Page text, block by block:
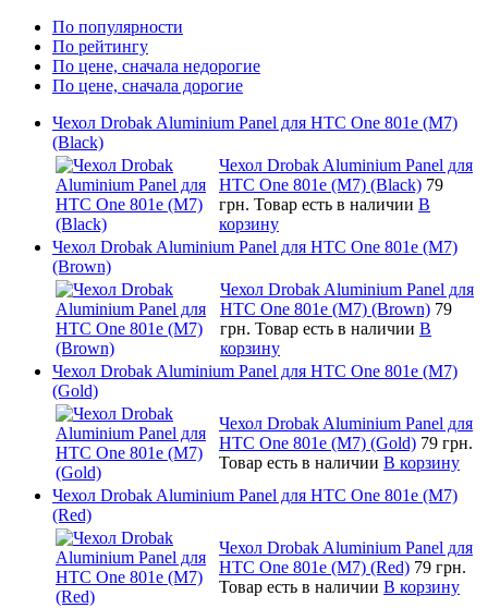
По популярности
По рейтингу
По цене, сначала недорогие
По цене, сначала дорогие
Чехол Drobak Aluminium Panel для HTC One 801e (M7)
(Black)
Чехол Drobak Aluminium Panel для
HTC One 801e (M7) (Black) 79
грн. Товар есть в наличии В
корзину
Чехол Drobak Aluminium Panel для HTC One 801e (M7)
(Brown)
Чехол Drobak Aluminium Panel для
HTC One 801e (M7) (Brown) 79
грн. Товар есть в наличии В
корзину
Чехол Drobak Aluminium Panel для HTC One 801e (M7)
(Gold)
Чехол Drobak Aluminium Panel для
HTC One 801e (M7) (Gold) 79 грн.
Товар есть в наличии В корзину
Чехол Drobak Aluminium Panel для HTC One 801e (M7)
(Red)
Чехол Drobak Aluminium Panel для
HTC One 801e (M7) (Red) 79 грн.
Товар есть в наличии В корзину